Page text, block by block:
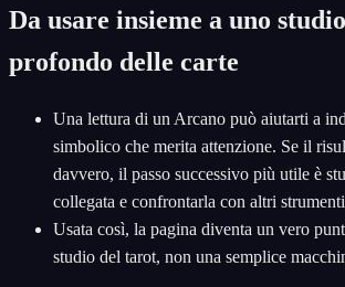
Da usare insieme a uno
profondo delle carte
Una lettura di un Arcano può aiutarti a
simbolico che merita attenzione. Se il
davvero, il passo successivo più utile è
collegata e confrontarla con altri
Usata così, la pagina diventa un vero
studio del tarot, non una semplice